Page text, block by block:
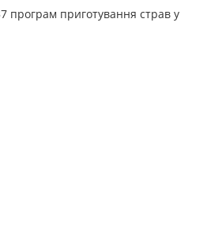
програм приготування страв у